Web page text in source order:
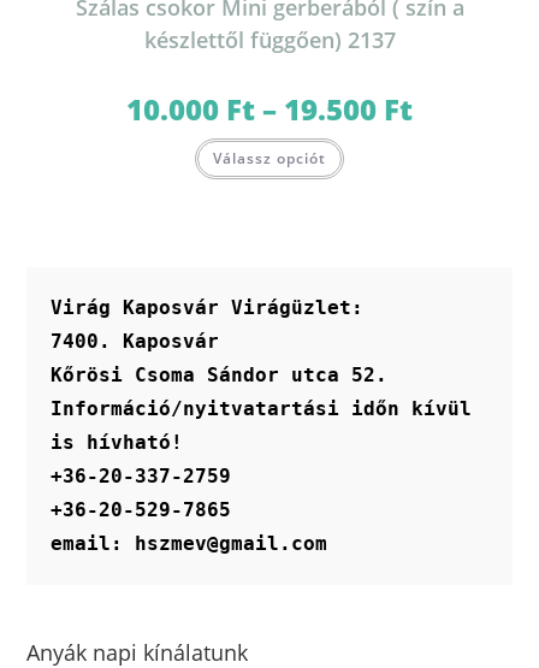
Szálas csokor Mini gerberából ( szín a
készlettől függően) 2137
10.000 Ft– 19.500 Ft10.000 Ft
Válassz opciót a
termékoldalon
választhatók
Virág Kaposvár Virágüzlet:
7400. Kaposvár
Kőrösi Csoma Sándor utca 52.
Információ/nyitvatartási időn kívül
is hívható!
+36-20-337-2759
+36-20-529-7865
email: hszmev@gmail.com
Anyák napi kínálatunk